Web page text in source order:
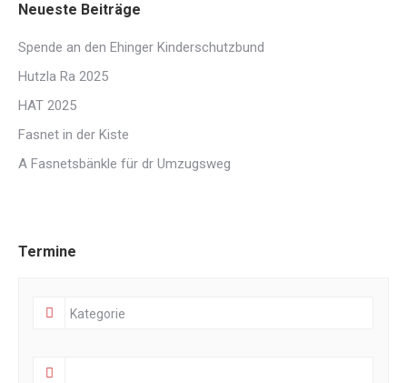
Neueste Beiträge
Spende an den Ehinger Kinderschutzbund
Hutzla Ra 2025
HAT 2025
Fasnet in der Kiste
A Fasnetsbänkle für dr Umzugsweg
Termine